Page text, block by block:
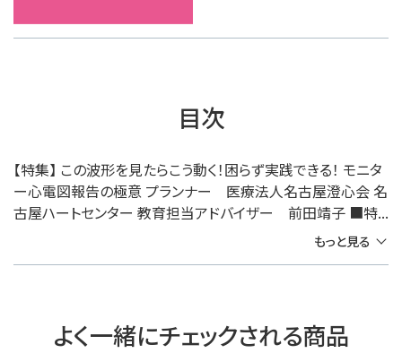
目次
【特集】 この波形を見たらこう動く！困らず実践できる！ モニタ
ー心電図報告の極意 プランナー 医療法人名古屋澄心会 名
古屋ハートセンター 教育担当アドバイザー 前田靖子 ■特...
もっと見る
よく一緒にチェックされる商品